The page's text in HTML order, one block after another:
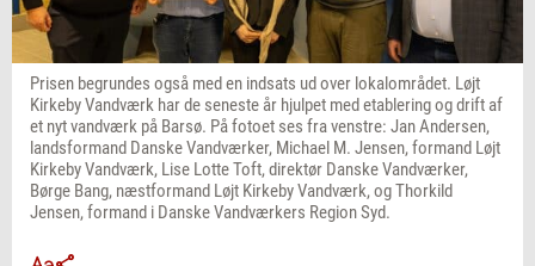
Prisen begrundes også med en indsats ud over lokalområdet. Løjt
Kirkeby Vandværk har de seneste år hjulpet med etablering og drift af
et nyt vandværk på Barsø. På fotoet ses fra venstre: Jan Andersen,
landsformand Danske Vandværker, Michael M. Jensen, formand Løjt
Kirkeby Vandværk, Lise Lotte Toft, direktør Danske Vandværker,
Børge Bang, næstformand Løjt Kirkeby Vandværk, og Thorkild
Jensen, formand i Danske Vandværkers Region Syd.